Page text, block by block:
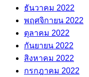
ธันวาคม 2022
พฤศจิกายน 2022
ตุลาคม 2022
กันยายน 2022
สิงหาคม 2022
กรกฎาคม 2022